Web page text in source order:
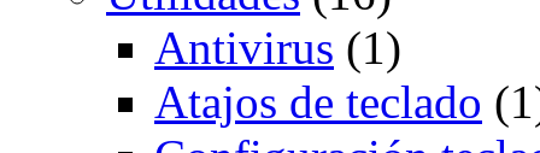
Antivirus (1)
Atajos de teclado